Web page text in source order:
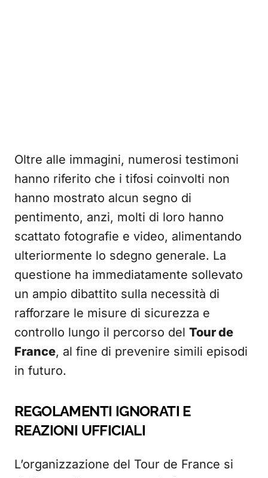
Oltre alle immagini, numerosi testimoni
hanno riferito che i tifosi coinvolti non
hanno mostrato alcun segno di
pentimento, anzi, molti di loro hanno
scattato fotografie e video, alimentando
ulteriormente lo sdegno generale. La
questione ha immediatamente sollevato
un ampio dibattito sulla necessità di
rafforzare le misure di sicurezza e
controllo lungo il percorso del Tour de
France, al fine di prevenire simili episodi
in futuro.
REGOLAMENTI IGNORATI E
REAZIONI UFFICIALI
L’organizzazione del Tour de France si